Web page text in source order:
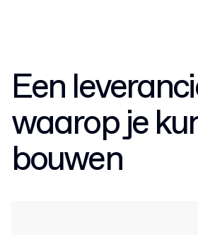
Een
waarop je
bouwen